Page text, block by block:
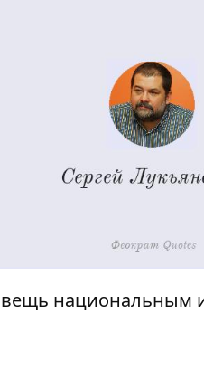
национальным